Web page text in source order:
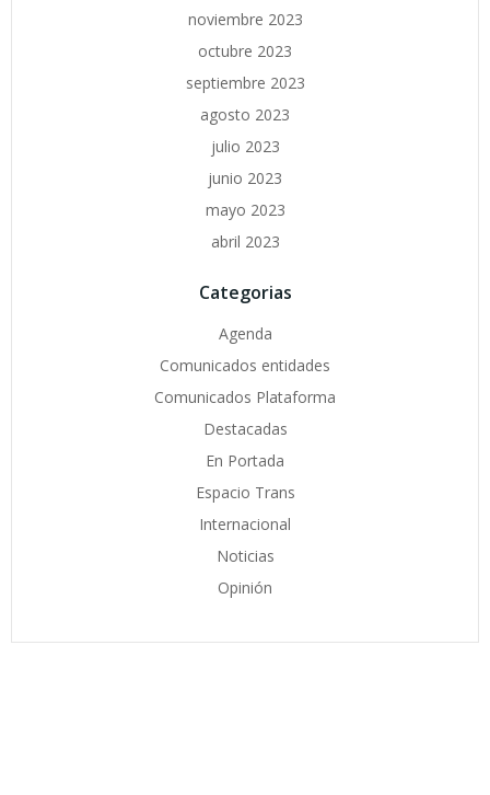
noviembre 2023
octubre 2023
septiembre 2023
agosto 2023
julio 2023
junio 2023
mayo 2023
abril 2023
Categorias
Agenda
Comunicados entidades
Comunicados Plataforma
Destacadas
En Portada
Espacio Trans
Internacional
Noticias
Opinión